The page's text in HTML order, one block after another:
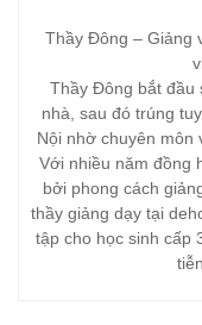
Thầy Đông – Giảng
Thầy Đông bắt đầu
nhà, sau đó trúng
Nội nhờ chuyên môn
Với nhiều năm đồng
bởi phong cách
thầy giảng dạy tại
tập cho học sinh cấp